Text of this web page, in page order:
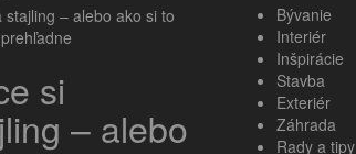
si
– alebo
Bývanie
Interiér
Inšpirácie
Stavba
Exteriér
Záhrada
Rady a tipy